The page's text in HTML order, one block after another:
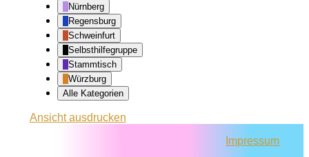
Nürnberg
Regensburg
Schweinfurt
Selbsthilfegruppe
Stammtisch
Würzburg
Alle Kategorien
Ansichtausdrucken
Impressum